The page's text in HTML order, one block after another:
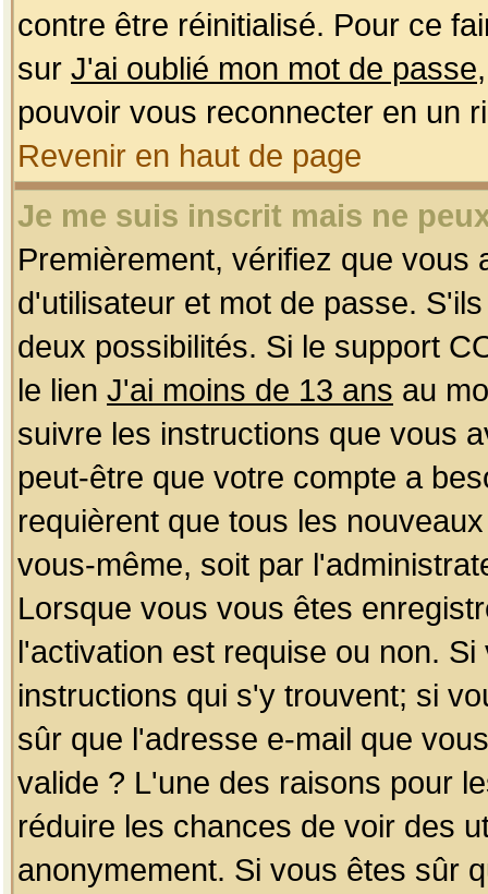
contre être réinitialisé. Pour ce
sur J'ai oublié mon mot de passe
pouvoir vous reconnecter en un
Revenir en haut de page
Je me suis inscrit mais ne
Premièrement, vérifiez que
d'utilisateur et mot de passe.
deux possibilités. Si le support
le lien J'ai moins de 13 ans au
suivre les instructions que vous
peut-être que votre compte a
requièrent que tous les
vous-même, soit par
Lorsque vous vous êtes
l'activation est requise ou non.
instructions qui s'y trouvent; si
sûr que l'adresse e-mail que
valide ? L'une des raisons pour
réduire les chances de voir des
anonymement. Si vous êtes sûr